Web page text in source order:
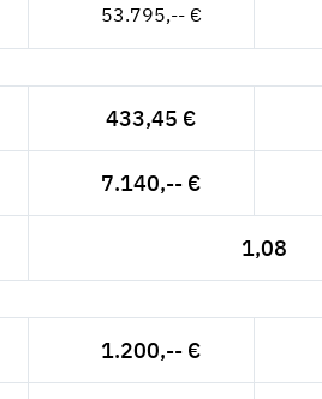
53.795,-- €
433,45 €
7.140,-- €
1,08
1.200,-- €